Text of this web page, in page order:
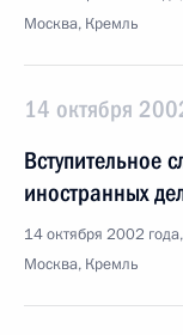
Москва, Кремль
14 октября
Вступительное
иностранных
14 октября 2002
Москва, Кремль